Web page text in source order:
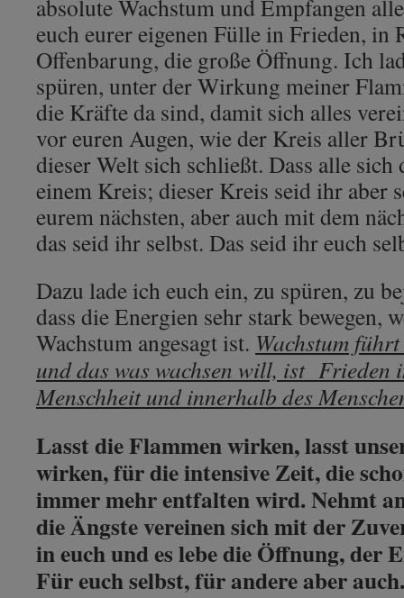
absolute Wachstum und Empfangen
euch eurer eigenen Fülle in Frieden, in
Offenbarung, die große Öffnung. Ich
spüren, unter der Wirkung meiner
die Kräfte da sind, damit sich alles
vor euren Augen, wie der Kreis aller
dieser Welt sich schließt. Dass alle sich
einem Kreis; dieser Kreis seid ihr aber
eurem nächsten, aber auch mit dem
das seid ihr selbst. Das seid ihr euch
Dazu lade ich euch ein, zu spüren, zu
dass die Energien sehr stark bewegen,
Wachstum angesagt ist. Wachstum
und das was wachsen will, ist Frieden
Menschheit und innerhalb des
Lasst die Flammen wirken, lasst
wirken, für die intensive Zeit, die
immer mehr entfalten wird. Nehmt
die Ängste vereinen sich mit der
in euch und es lebe die Öffnung, der
Für euch selbst, für andere aber auch.